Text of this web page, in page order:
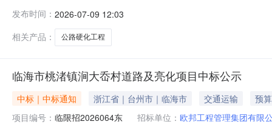
13599140815助审时间(工作日)15助审费用(元)3000摇
发布时间： 2026-07-09 12:03
相关产品：
公路硬化工程
临海市桃渚镇涧大岙村道路及亮化项目中标公示
中标｜中标通知 浙江省｜台州市｜临海市 交通运输
预
项目编号： 临限招2026064东 招标单位： 欧邦工程管理集团有限